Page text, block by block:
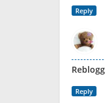
Reply
Reply